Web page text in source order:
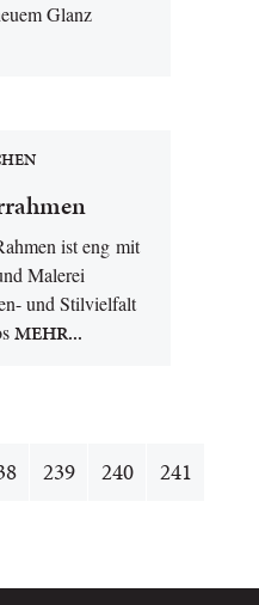
Glanz
ist eng mit
Malerei
und Stilvielfalt
MEHR...
239 240 241